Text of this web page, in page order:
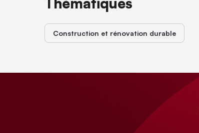
Construction et rénovation durable